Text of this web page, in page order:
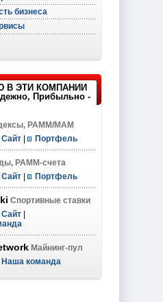
бизнеса
В ЭТИ КОМПАНИИ
Прибыльно -
PAMM/MAM
Сайт Портфель
PAMM-счета
Сайт Портфель
Спортивные ставки
Сайт
Майнинг-пул
Наша команда